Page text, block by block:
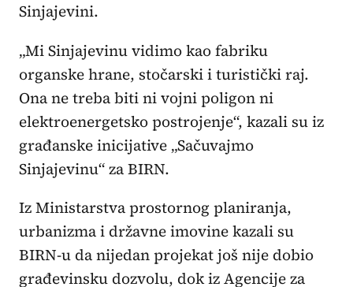
Sinjajevini.
„Mi Sinjajevinu vidimo kao fabriku
organske hrane, stočarski i turistički raj.
Ona ne treba biti ni vojni poligon ni
elektroenergetsko postrojenje“, kazali su iz
građanske inicijative „Sačuvajmo
Sinjajevinu“ za BIRN.
Iz Ministarstva prostornog planiranja,
urbanizma i državne imovine kazali su
BIRN-u da nijedan projekat još nije dobio
građevinsku dozvolu, dok iz Agencije za